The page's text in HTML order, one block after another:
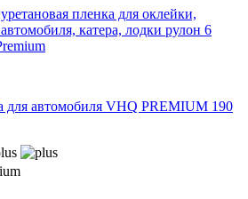
для автомобиля VHQ PREMIUM 190